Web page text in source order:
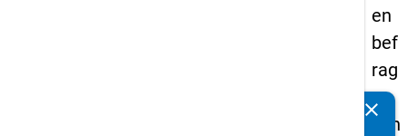
en
bef
rag
un
g in
clear